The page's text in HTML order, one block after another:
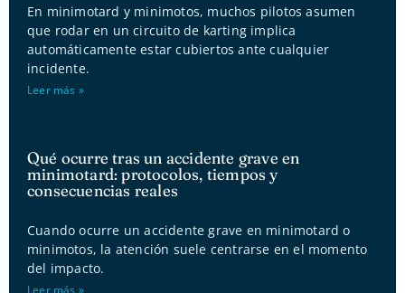
En minimotard y minimotos, muchos pilotos asumen
que rodar en un circuito de karting implica
automáticamente estar cubiertos ante cualquier
incidente.
Leer más »
Qué ocurre tras un accidente grave en
minimotard: protocolos, tiempos y
consecuencias reales
Cuando ocurre un accidente grave en minimotard o
minimotos, la atención suele centrarse en el momento
del impacto.